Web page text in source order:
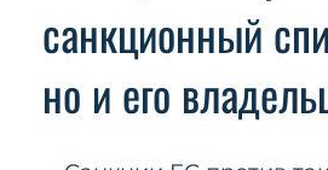
санкционный
но и его